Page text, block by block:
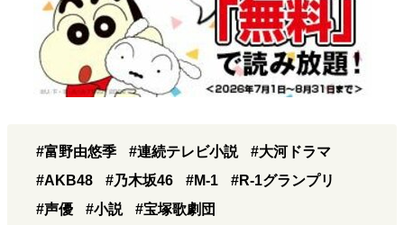
#富野由悠季 #連続テレビ小説
#大河ドラマ
#AKB48
#乃木坂46 #M-1
#R-1グランプリ
#声優
#小説 #宝塚歌劇団